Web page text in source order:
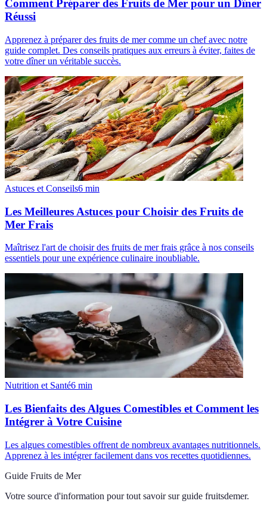
Comment Préparer des Fruits de Mer pour un Dîner
Réussi
Apprenez à préparer des fruits de mer comme un chef avec notre
guide complet. Des conseils pratiques aux erreurs à éviter, faites de
votre dîner un véritable succès.
Astuces et Conseils6 min
Les Meilleures Astuces pour Choisir des Fruits de
Mer Frais
Maîtrisez l'art de choisir des fruits de mer frais grâce à nos conseils
essentiels pour une expérience culinaire inoubliable.
Nutrition et Santé6 min
Les Bienfaits des Algues Comestibles et Comment les
Intégrer à Votre Cuisine
Les algues comestibles offrent de nombreux avantages nutritionnels.
Apprenez à les intégrer facilement dans vos recettes quotidiennes.
Guide Fruits de Mer
Votre source d'information pour tout savoir sur guide fruitsdemer.